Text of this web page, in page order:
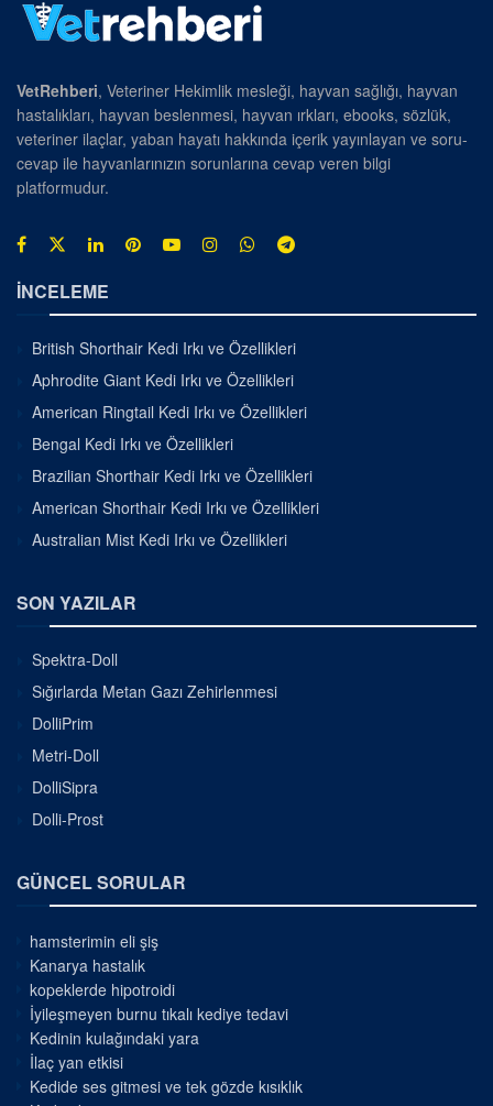
VetRehberi, Veteriner Hekimlik mesleği, hayvan sağlığı, hayvan
hastalıkları, hayvan beslenmesi, hayvan ırkları, ebooks, sözlük,
veteriner ilaçlar, yaban hayatı hakkında içerik yayınlayan ve soru-
cevap ile hayvanlarınızın sorunlarına cevap veren bilgi
platformudur.
İNCELEME
British Shorthair Kedi Irkı ve Özellikleri
Aphrodite Giant Kedi Irkı ve Özellikleri
American Ringtail Kedi Irkı ve Özellikleri
Bengal Kedi Irkı ve Özellikleri
Brazilian Shorthair Kedi Irkı ve Özellikleri
American Shorthair Kedi Irkı ve Özellikleri
Australian Mist Kedi Irkı ve Özellikleri
SON YAZILAR
Spektra-Doll
Sığırlarda Metan Gazı Zehirlenmesi
DolliPrim
Metri-Doll
DolliSipra
Dolli-Prost
GÜNCEL SORULAR
hamsterimin eli şiş
Kanarya hastalık
kopeklerde hipotroidi
İyileşmeyen burnu tıkalı kediye tedavi
Kedinin kulağındaki yara
İlaç yan etkisi
Kedide ses gitmesi ve tek gözde kısıklık